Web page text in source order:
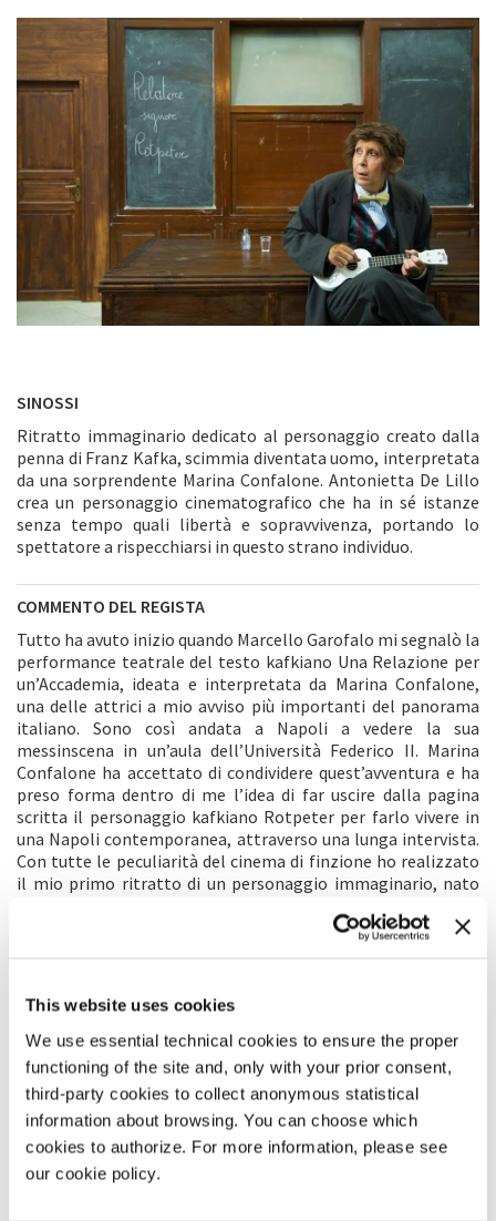
This website uses cookies
We use essential technical cookies to ensure the proper
functioning of the site and, only with your prior consent,
third-party cookies to collect anonymous statistical
information about browsing. You can choose which
cookies to authorize. For more information, please see
our cookie policy.
SINOSSI
Ritratto immaginario dedicato al personaggio creato dalla
penna di Franz Kafka, scimmia diventata uomo, interpretata
da una sorprendente Marina Confalone. Antonietta De Lillo
crea un personaggio cinematografico che ha in sé istanze
senza tempo quali libertà e sopravvivenza, portando lo
spettatore a rispecchiarsi in questo strano individuo.
COMMENTO DEL REGISTA
Tutto ha avuto inizio quando Marcello Garofalo mi segnalò la
performance teatrale del testo kafkiano Una Relazione per
un’Accademia, ideata e interpretata da Marina Confalone,
una delle attrici a mio avviso più importanti del panorama
italiano. Sono così andata a Napoli a vedere la sua
messinscena in un’aula dell’Università Federico II. Marina
Confalone ha accettato di condividere quest’avventura e ha
preso forma dentro di me l’idea di far uscire dalla pagina
scritta il personaggio kafkiano Rotpeter per farlo vivere in
una Napoli contemporanea, attraverso una lunga intervista.
Con tutte le peculiarità del cinema di finzione ho realizzato
il mio primo ritratto di un personaggio immaginario, nato
della lezione del Signor Rotpeter era la sua ricerca disperata
via d’uscita non gli ha portato la libertà ma semplicemente
un modo per andare avanti. Rotpeter è un essere vivente che,
parlando di se stesso, parla della nostra condizione umana.
Come lui che, per adattarsi a un mondo che l’aveva
segregato, è stato costretto a osservarlo e imitarlo, anche
noi spesso siamo costretti ad adattarci a una società che
sempre più è dettata da poteri economici e che ci costringe
ad assorbirla, a discapito della nostra umanità e libertà. Il
nostro Rotpeter si è trovato a dover combattere per la